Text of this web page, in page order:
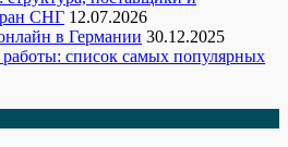
СНГ 12.07.2026
в Германии 30.12.2025
список самых популярных